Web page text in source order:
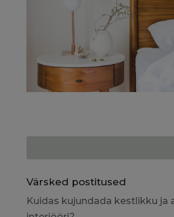
Värsked postitused
Kuidas kujundada kestlikku ja